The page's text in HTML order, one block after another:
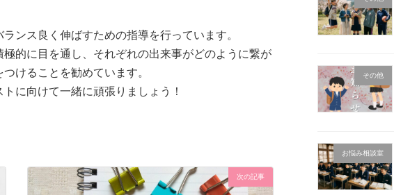
ンス良く伸ばすための指導を行っています。
的に目を通し、それぞれの出来事がどのように繋が
けることを勧めています。
に向けて一緒に頑張りましょう！
次の記事
その他
お悩み相談室